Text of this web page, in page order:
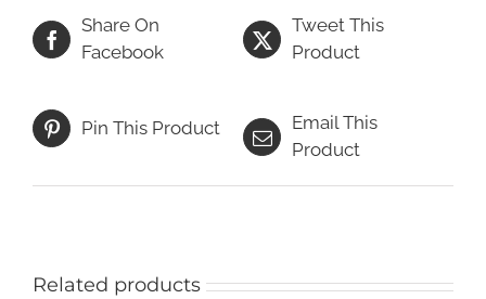
Share On
Facebook
Tweet This
Product
Pin This Product
Email This
Product
Related products